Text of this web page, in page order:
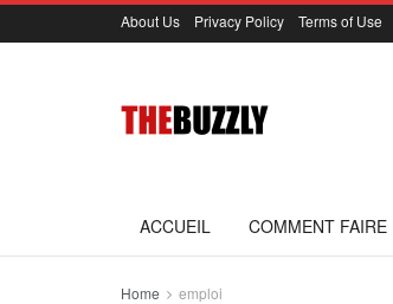
About Us Privacy Policy Terms of Use
ACCUEIL COMMENT FAIRE
Home emploi